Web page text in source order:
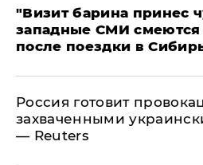
"Визит барина принес
западные СМИ
после поездки в
​Россия готовит
захваченными
— Reuters